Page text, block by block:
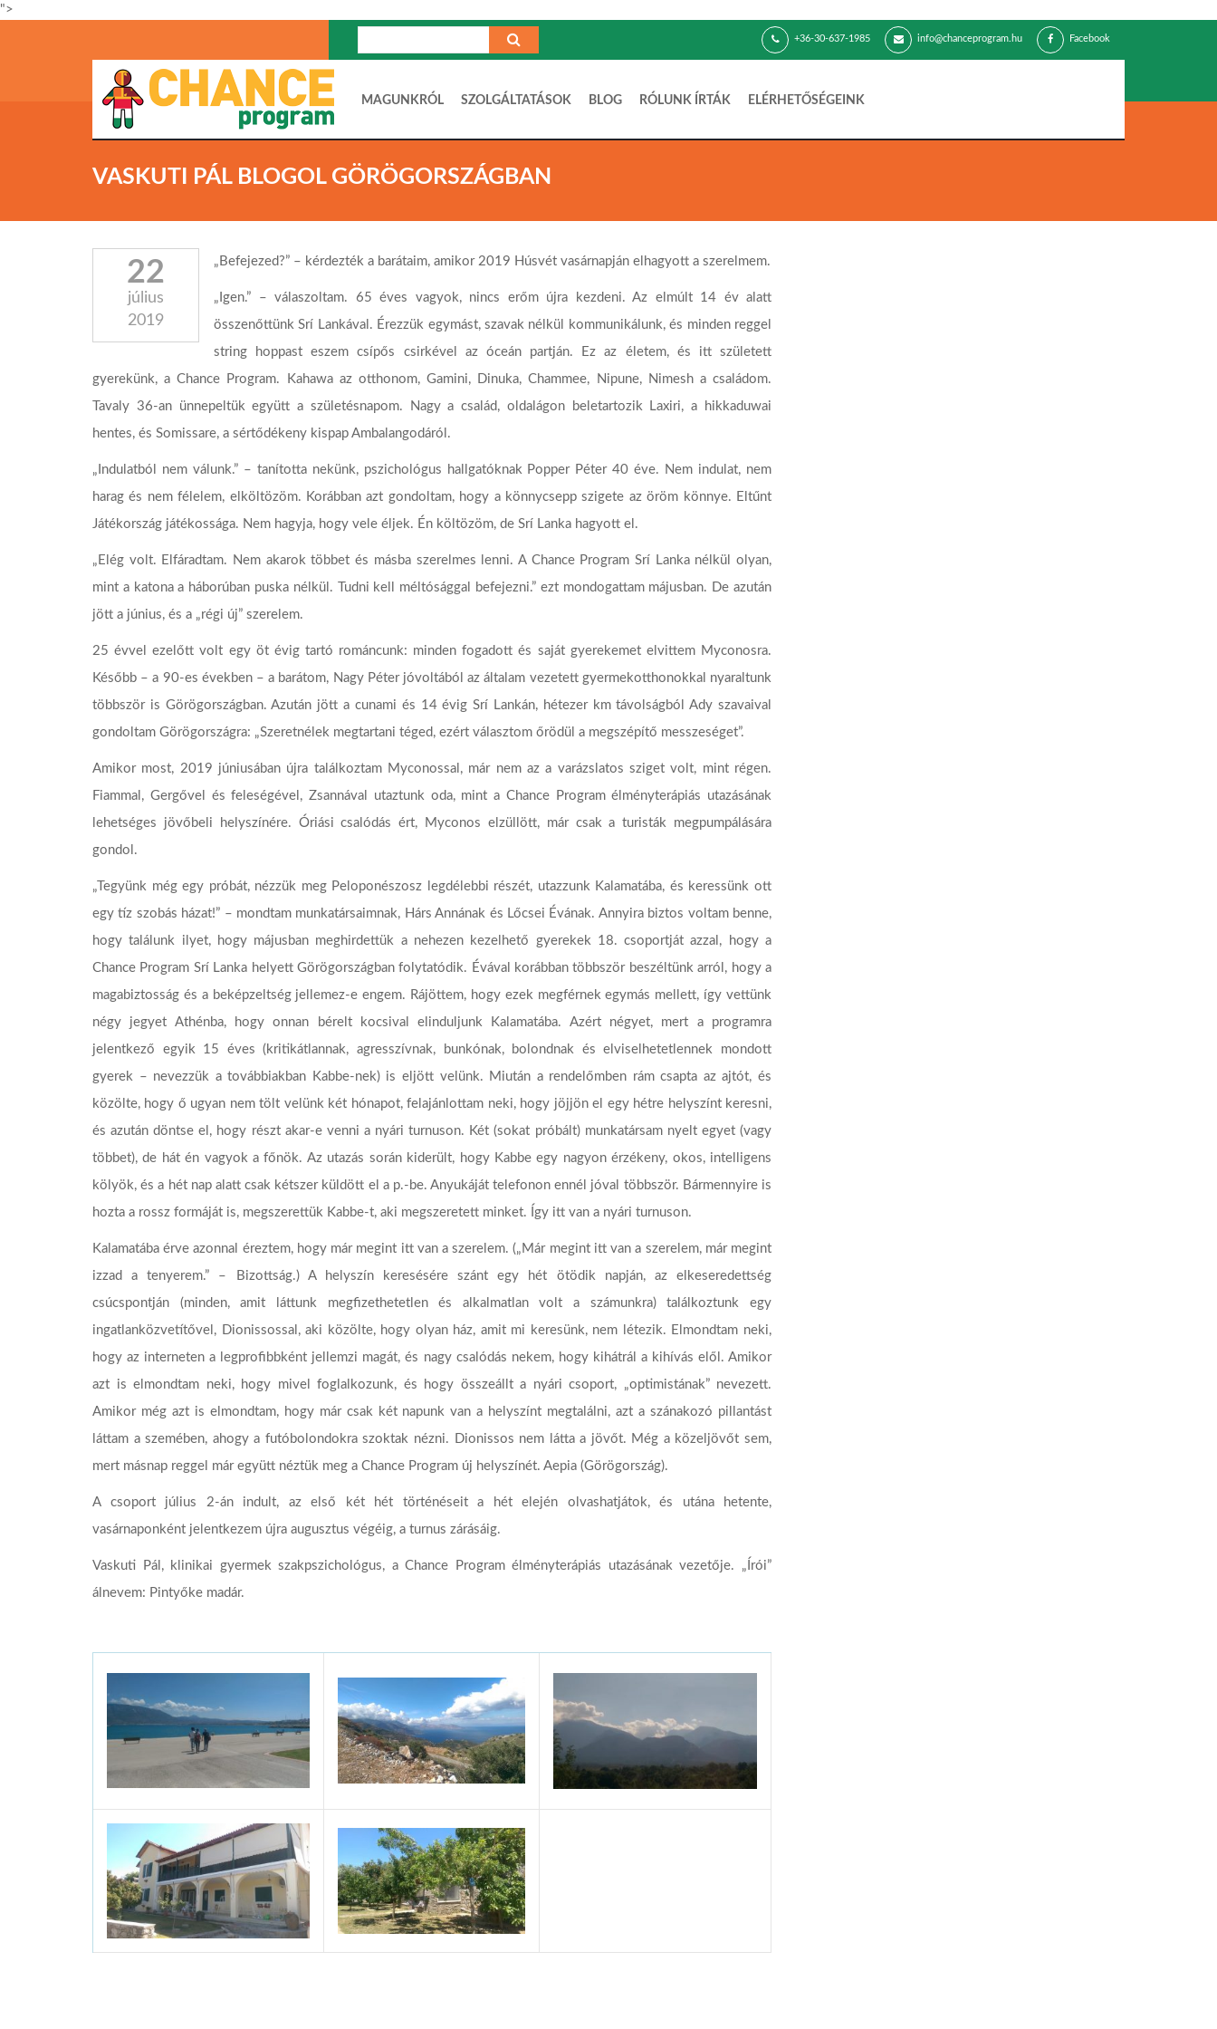
">
+36-30-637-1985 info@chanceprogram.hu Facebook
MAGUNKRÓL SZOLGÁLTATÁSOK BLOG RÓLUNK ÍRTÁK ELÉRHETŐSÉGEINK
VASKUTI PÁL BLOGOL GÖRÖGORSZÁGBAN
22
július
2019
„Befejezed?” – kérdezték a barátaim, amikor 2019 Húsvét vasárnapján elhagyott a szerelmem.
„Igen.” – válaszoltam. 65 éves vagyok, nincs erőm újra kezdeni. Az elmúlt 14 év alatt
összenőttünk Srí Lankával. Érezzük egymást, szavak nélkül kommunikálunk, és minden reggel
string hoppast eszem csípős csirkével az óceán partján. Ez az életem, és itt született
gyerekünk, a Chance Program. Kahawa az otthonom, Gamini, Dinuka, Chammee, Nipune, Nimesh a családom.
Tavaly 36-an ünnepeltük együtt a születésnapom. Nagy a család, oldalágon beletartozik Laxiri, a hikkaduwai
hentes, és Somissare, a sértődékeny kispap Ambalangodáról.
„Indulatból nem válunk.” – tanította nekünk, pszichológus hallgatóknak Popper Péter 40 éve. Nem indulat, nem
harag és nem félelem, elköltözöm. Korábban azt gondoltam, hogy a könnycsepp szigete az öröm könnye. Eltűnt
Játékország játékossága. Nem hagyja, hogy vele éljek. Én költözöm, de Srí Lanka hagyott el.
„Elég volt. Elfáradtam. Nem akarok többet és másba szerelmes lenni. A Chance Program Srí Lanka nélkül olyan,
mint a katona a háborúban puska nélkül. Tudni kell méltósággal befejezni.” ezt mondogattam májusban. De azután
jött a június, és a „régi új” szerelem.
25 évvel ezelőtt volt egy öt évig tartó románcunk: minden fogadott és saját gyerekemet elvittem Myconosra.
Később – a 90-es években – a barátom, Nagy Péter jóvoltából az általam vezetett gyermekotthonokkal nyaraltunk
többször is Görögországban. Azután jött a cunami és 14 évig Srí Lankán, hétezer km távolságból Ady szavaival
gondoltam Görögországra: „Szeretnélek megtartani téged, ezért választom őrödül a megszépítő messzeséget”.
Amikor most, 2019 júniusában újra találkoztam Myconossal, már nem az a varázslatos sziget volt, mint régen.
Fiammal, Gergővel és feleségével, Zsannával utaztunk oda, mint a Chance Program élményterápiás utazásának
lehetséges jövőbeli helyszínére. Óriási csalódás ért, Myconos elzüllött, már csak a turisták megpumpálására
gondol.
„Tegyünk még egy próbát, nézzük meg Peloponészosz legdélebbi részét, utazzunk Kalamatába, és keressünk ott
egy tíz szobás házat!” – mondtam munkatársaimnak, Hárs Annának és Lőcsei Évának. Annyira biztos voltam benne,
hogy találunk ilyet, hogy májusban meghirdettük a nehezen kezelhető gyerekek 18. csoportját azzal, hogy a
Chance Program Srí Lanka helyett Görögországban folytatódik. Évával korábban többször beszéltünk arról, hogy a
magabiztosság és a beképzeltség jellemez-e engem. Rájöttem, hogy ezek megférnek egymás mellett, így vettünk
négy jegyet Athénba, hogy onnan bérelt kocsival elinduljunk Kalamatába. Azért négyet, mert a programra
jelentkező egyik 15 éves (kritikátlannak, agresszívnak, bunkónak, bolondnak és elviselhetetlennek mondott
gyerek – nevezzük a továbbiakban Kabbe-nek) is eljött velünk. Miután a rendelőmben rám csapta az ajtót, és
közölte, hogy ő ugyan nem tölt velünk két hónapot, felajánlottam neki, hogy jöjjön el egy hétre helyszínt keresni,
és azután döntse el, hogy részt akar-e venni a nyári turnuson. Két (sokat próbált) munkatársam nyelt egyet (vagy
többet), de hát én vagyok a főnök. Az utazás során kiderült, hogy Kabbe egy nagyon érzékeny, okos, intelligens
kölyök, és a hét nap alatt csak kétszer küldött el a p.-be. Anyukáját telefonon ennél jóval többször. Bármennyire is
hozta a rossz formáját is, megszerettük Kabbe-t, aki megszeretett minket. Így itt van a nyári turnuson.
Kalamatába érve azonnal éreztem, hogy már megint itt van a szerelem. („Már megint itt van a szerelem, már megint
izzad a tenyerem.” – Bizottság.) A helyszín keresésére szánt egy hét ötödik napján, az elkeseredettség
csúcspontján (minden, amit láttunk megfizethetetlen és alkalmatlan volt a számunkra) találkoztunk egy
ingatlanközvetítővel, Dionissossal, aki közölte, hogy olyan ház, amit mi keresünk, nem létezik. Elmondtam neki,
hogy az interneten a legprofibbként jellemzi magát, és nagy csalódás nekem, hogy kihátrál a kihívás elől. Amikor
azt is elmondtam neki, hogy mivel foglalkozunk, és hogy összeállt a nyári csoport, „optimistának” nevezett.
Amikor még azt is elmondtam, hogy már csak két napunk van a helyszínt megtalálni, azt a szánakozó pillantást
láttam a szemében, ahogy a futóbolondokra szoktak nézni. Dionissos nem látta a jövőt. Még a közeljövőt sem,
mert másnap reggel már együtt néztük meg a Chance Program új helyszínét. Aepia (Görögország).
A csoport július 2-án indult, az első két hét történéseit a hét elején olvashatjátok, és utána hetente,
vasárnaponként jelentkezem újra augusztus végéig, a turnus zárásáig.
Vaskuti Pál, klinikai gyermek szakpszichológus, a Chance Program élményterápiás utazásának vezetője. „Írói”
álnevem: Pintyőke madár.